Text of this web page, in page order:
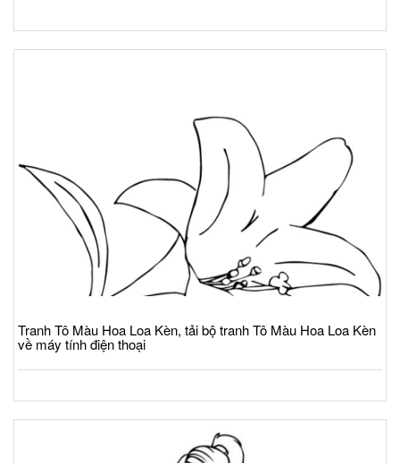
Tranh Tô Màu Hoa Loa Kèn, tải bộ tranh Tô Màu Hoa Loa Kèn
về máy tính điện thoại